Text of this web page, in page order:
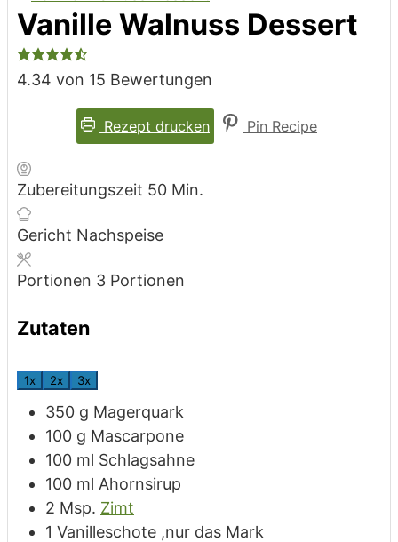
Vanille Walnuss Dessert
4.34 von 15 Bewertungen
Rezept drucken Pin Recipe
Zubereitungszeit 50Minuten
Min.
Gericht Nachspeise
Portionen 3 Portionen
Zutaten
1x 2x 3x
350 g Magerquark
100 g Mascarpone
100 ml Schlagsahne
100 ml Ahornsirup
2 Msp. Zimt
1 Vanilleschote ,nur das Mark